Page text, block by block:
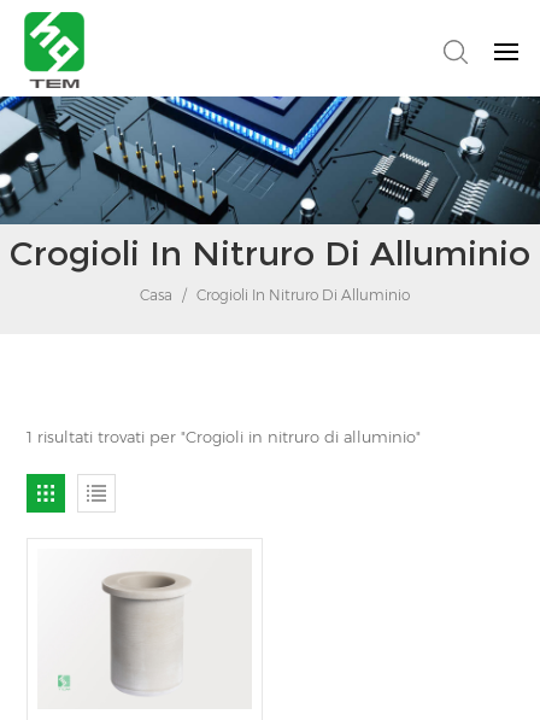
Crogioli In Nitruro Di Alluminio
Casa / Crogioli In Nitruro Di Alluminio
1 risultati trovati per "Crogioli in nitruro di alluminio"